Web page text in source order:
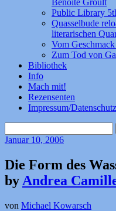
Public Library
Quasselbude
literarischen
Vom
Zum Tod von
Bibliothek
Info
Mach mit!
Rezensenten
Impressum/Datenschutz
nach:
Januar10, 2006
Die Form des
by Andrea
von Michael Kowarsch